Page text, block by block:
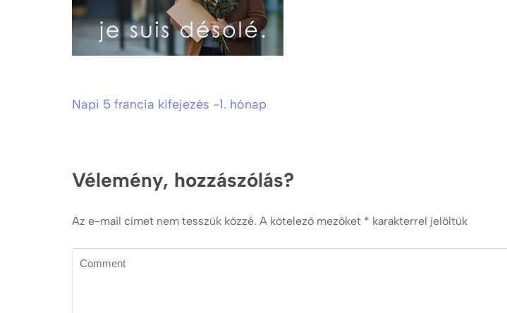
Bejegyzés
Napi 5 francia kifejezés -1. hónap
Vélemény, hozzászólás?
Az e-mail címet nem tesszük közzé. A kötelező mezőket * karakterrel jelöltük
Comment